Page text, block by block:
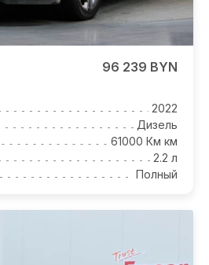
96 239 BYN
2022
Дизель
61000 Км км
2.2 л
Полный